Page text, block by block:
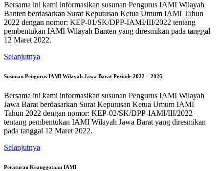
Bersama ini kami informasikan susunan Pengurus IAMI Wilayah
Banten berdasarkan Surat Keputusan Ketua Umum IAMI Tahun
2022 dengan nomor: KEP-01/SK/DPP-IAMI/III/2022 tentang
pembentukan IAMI Wilayah Banten yang diresmikan pada tanggal
12 Maret 2022.
Selanjutnya
Susunan Pengurus IAMI Wilayah Jawa Barat Periode 2022 – 2026
Bersama ini kami informasikan susunan Pengurus IAMI Wilayah
Jawa Barat berdasarkan Surat Keputusan Ketua Umum IAMI
Tahun 2022 dengan nomor: KEP-02/SK/DPP-IAMI/III/2022
tentang pembentukan IAMI Wilayah Jawa Barat yang diresmikan
pada tanggal 12 Maret 2022.
Selanjutnya
Peraturan Keanggotaan IAMI